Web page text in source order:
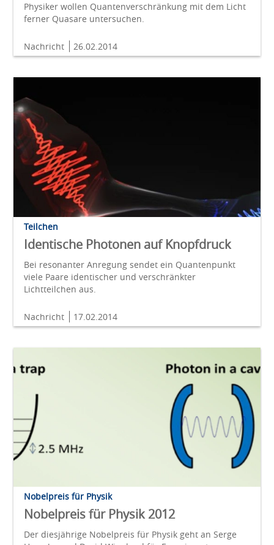
Physiker wollen Quantenverschränkung mit dem Licht
ferner Quasare untersuchen.
Nachricht 26.02.2014
Teilchen
Identische Photonen auf Knopfdruck
Bei resonanter Anregung sendet ein Quantenpunkt
viele Paare identischer und verschränkter
Lichtteilchen aus.
Nachricht 17.02.2014
Nobelpreis für Physik
Nobelpreis für Physik 2012
Der diesjährige Nobelpreis für Physik geht an Serge